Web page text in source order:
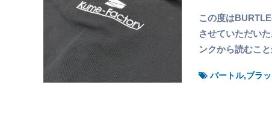
この度は
させていただい
ンクから読むこ
バートル,ブラ